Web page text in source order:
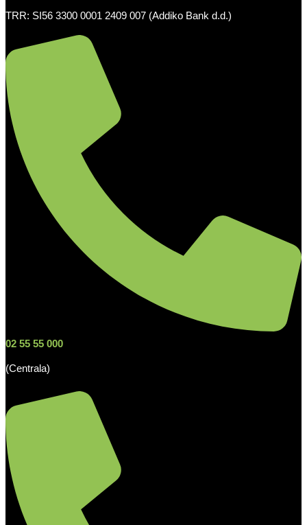
TRR: SI56 3300 0001 2409 007 (Addiko Bank d.d.)
02 55 55 000
(Centrala)